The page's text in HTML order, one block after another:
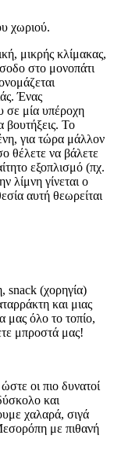
χωριού.
μικρής κλίμακας,
στο μονοπάτι
Ένας
σε μία υπέροχη
βουτήξεις. Το
για τώρα μάλλον
θέλετε να βάλετε
εξοπλισμό (πχ.
λίμνη γίνεται ο
αυτή θεωρείται
snack (χορηγία)
και μιας
μας όλο το τοπίο,
μπροστά μας!
οι πιο δυνατοί
και
χαλαρά, σιγά
με πιθανή